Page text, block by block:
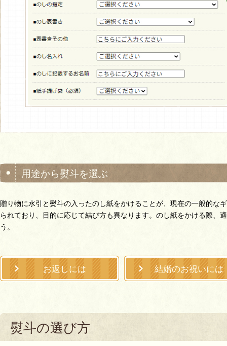
用途から熨斗を選ぶ
贈り物に水引と熨斗の入ったのし紙をかけることが、現在の一般的な
られており、目的に応じて結び方も異なります。のし紙をかける際
う。
お返しには 結婚のお祝いには
熨斗の選び方